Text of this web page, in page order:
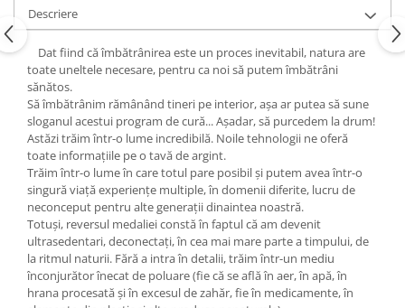
Supă de pui pentru suflet
Oracol
Spiritualitate şi ştiinţă
Fără categorie
Cunoaștere
Descriere
Dat fiind că îmbătrânirea este un proces inevitabil, natura are
toate uneltele necesare, pentru ca noi să putem îmbătrâni
sănătos.
Să îmbătrânim rămânând tineri pe interior, aşa ar putea să sune
sloganul acestui program de cură... Aşadar, să purcedem la drum!
Astăzi trăim într-o lume incredibilă. Noile tehnologii ne oferă
toate informaţiile pe o tavă de argint.
Trăim într-o lume în care totul pare posibil şi putem avea într-o
singură viaţă experienţe multiple, în domenii diferite, lucru de
neconceput pentru alte generaţii dinaintea noastră.
Totuşi, reversul medaliei constă în faptul că am devenit
ultrasedentari, deconectaţi, în cea mai mare parte a timpului, de
la ritmul naturii. Fără a intra în detalii, trăim într-un mediu
înconjurător înecat de poluare (fie că se află în aer, în apă, în
hrana procesată şi în excesul de zahăr, fie în medicamente, în